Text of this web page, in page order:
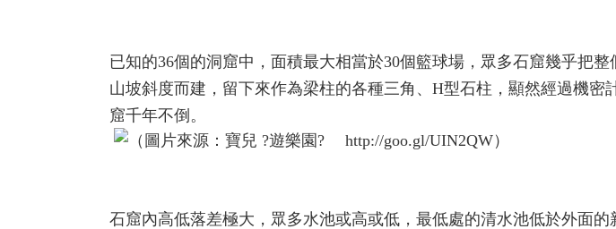
已知的36個的洞窟中，面積最大相當於30個籃球場，眾多石窟幾乎把
山坡斜度而建，留下來作為梁柱的各種三角、H型石柱，顯然經過機密
窟千年不倒。
石窟內高低落差極大，眾多水池或高或低，最低處的清水池低於外面